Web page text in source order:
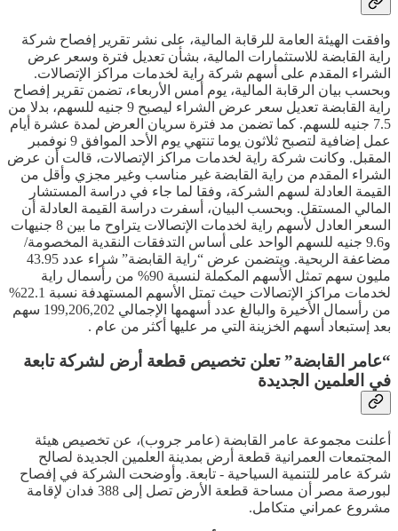
وافقت الهيئة العامة للرقابة المالية، على نشر تقرير إفصاح شركة
راية القابضة للاستثمارات المالية، بشأن تعديل فترة وسعر عرض
الشراء المقدم على أسهم شركة راية لخدمات مراكز الإتصالات.
وبحسب بيان الرقابة المالية، يوم أمس الأربعاء، تضمن تقرير إفصاح
راية القابضة تعديل سعر عرض الشراء ليصبح 9 جنيه للسهم، بدلا من
7.5 جنيه للسهم. كما تضمن مد فترة سريان العرض لمدة عشرة أيام
عمل إضافية لتصبح ثلاثون يوما تنتهي يوم الأحد الموافق 9 نوفمبر
المقبل. وكانت شركة راية لخدمات مراكز الإتصالات، قالت أن عرض
الشراء المقدم من راية القابضة غير مناسب وغير مجزي وأقل من
القيمة العادلة لسهم الشركة، وفقا لما جاء في دراسة المستشار
المالي المستقل. وبحسب البيان، أسفرت دراسة القيمة العادلة أن
السعر العادل لأسهم راية لخدمات الإتصالات يتراوح ما بين 8 جنيهات
و9.6 جنيه للسهم الواحد على أساس التدفقات النقدية المخصومة/
مضاعفة الربحية. ويتضمن عرض “راية القابضة” شراء عدد 43.95
مليون سهم تمثل الأسهم المكملة لنسبة 90% من رأسمال راية
لخدمات مراكز الإتصالات حيث تمتل الأسهم المستهدفة نسبة 22.1%
من رأسمال الأخيرة والبالغ عدد أسهمها الإجمالي 199,206,202 سهم
بعد إستبعاد أسهم الخزينة التي مر عليها أكثر من عام .
“عامر القابضة” تعلن تخصيص قطعة أرض لشركة تابعة
في العلمين الجديدة
أعلنت مجموعة عامر القابضة (عامر جروب)، عن تخصيص هيئة
المجتمعات العمرانية قطعة أرض بمدينة العلمين الجديدة لصالح
شركة عامر للتنمية السياحية - تابعة. وأوضحت الشركة في إفصاح
لبورصة مصر أن مساحة قطعة الأرض تصل إلى 388 فدان لإقامة
مشروع عمراني متكامل.